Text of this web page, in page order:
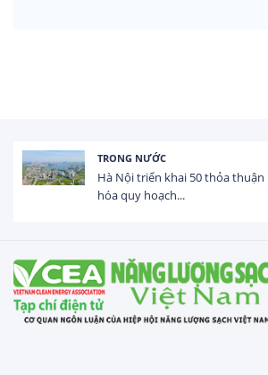
TRONG NƯỚC
Hà Nội triển khai 50 thỏa thuận hợp
hóa quy hoạch...